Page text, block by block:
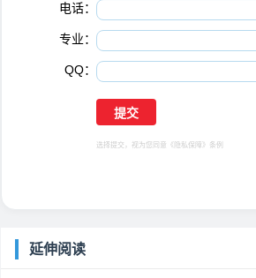
电话：
专业：
QQ：
选择提交，视为您同意 《隐私保障》 条例
延伸阅读